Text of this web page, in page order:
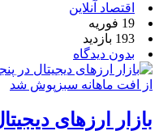
اقتصاد آنلاین
19 فوریه
193 بازدید
بدون دیدگاه